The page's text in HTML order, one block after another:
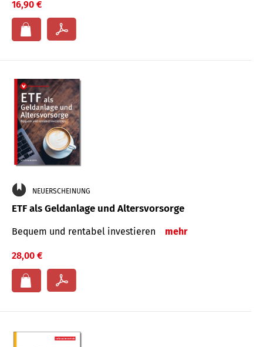
16,90 €
NEUERSCHEINUNG
ETF als Geldanlage und Altersvorsorge
Bequem und rentabel investieren mehr
28,00 €